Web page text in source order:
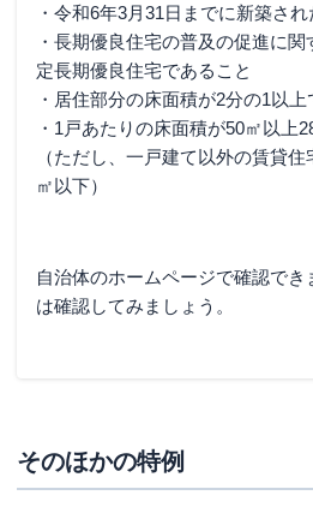
・令和6年3月31日までに新築さ
・長期優良住宅の普及の促進に
定長期優良住宅であること
・居住部分の床面積が2分の1以上
・1戸あたりの床面積が50㎡以上
（ただし、一戸建て以外の賃貸
㎡以下）
自治体のホームページで確認でき
は確認してみましょう。
そのほかの特例